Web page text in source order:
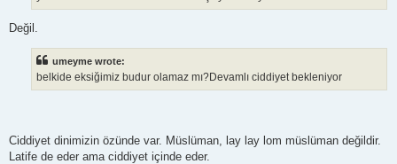
Değil.
umeyme wrote:
belkide eksiğimiz budur olamaz mı?Devamlı ciddiyet bekleniyor
Ciddiyet dinimizin özünde var. Müslüman, lay lay lom müslüman değildir.
Latife de eder ama ciddiyet içinde eder.